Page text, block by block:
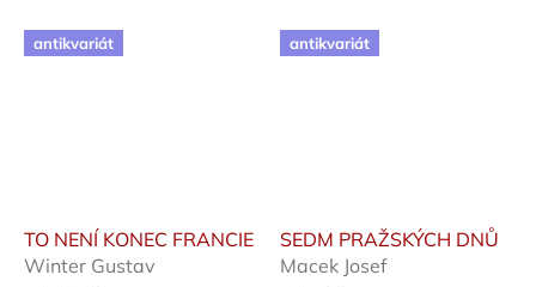
antikvariát
TO NENÍ KONEC FRANCIE
Winter Gustav
antikvariát
SEDM PRAŽSKÝCH DNŮ
Macek Josef